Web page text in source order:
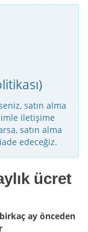
satın alma
iletişime
satın alma
edeceğiz.
ücret
ay önceden